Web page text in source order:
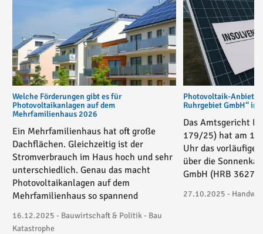
Welche Förderungen gibt es für
Photovoltaikanlagen auf dem
Mehrfamilienhaus 2026
Ein Mehrfamilienhaus hat oft große
Dachflächen. Gleichzeitig ist der
Stromverbrauch im Haus hoch und sehr
unterschiedlich. Genau das macht
Photovoltaikanlagen auf dem
Mehrfamilienhaus so spannend
16.12.2025 - Bauwirtschaft & Politik - Bau
Katastrophe
Photovoltaik-Anbieter
Ruhrgebiet GmbH“ in
Das Amtsgericht
179/25) hat am
Uhr das vorläufige
über die
GmbH (HRB
27.10.2025 -